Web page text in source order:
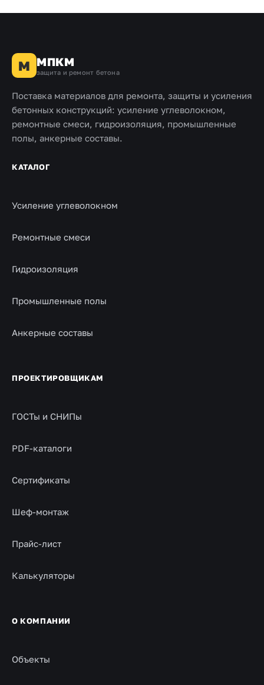
М МПКМ
защита и ремонт бетона
Поставка материалов для ремонта, защиты и усиления
бетонных конструкций: усиление углеволокном,
ремонтные смеси, гидроизоляция, промышленные
полы, анкерные составы.
КАТАЛОГ
Усиление углеволокном
Ремонтные смеси
Гидроизоляция
Промышленные полы
Анкерные составы
ПРОЕКТИРОВЩИКАМ
ГОСТы и СНИПы
PDF-каталоги
Сертификаты
Шеф-монтаж
Прайс-лист
Калькуляторы
О КОМПАНИИ
Объекты